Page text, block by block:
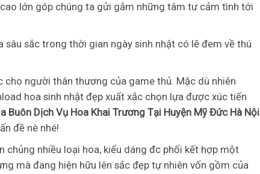
lớn góp chúng ta gửi gắm những tâm tư cảm tình tới
sắc trong thời gian ngày sinh nhật có lẽ đem về thú
cho người thân thương của game thủ. Mặc dù nhiên
hoa sinh nhật đẹp xuất xắc chọn lựa được xúc tiến
Buôn Dịch Vụ Hoa Khai Trương Tại Huyện Mỹ Đức Hà Nội
đề nè nhé!
chủng nhiều loại hoa, kiểu dáng đc phối kết hợp một
mà đang hiện hữu lên sắc đẹp tự nhiên vốn gồm của